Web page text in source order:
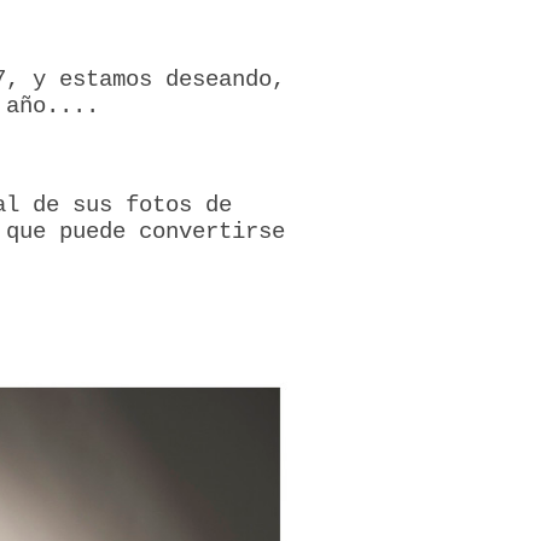
y estamos deseando,
año....
de sus fotos de
puede convertirse